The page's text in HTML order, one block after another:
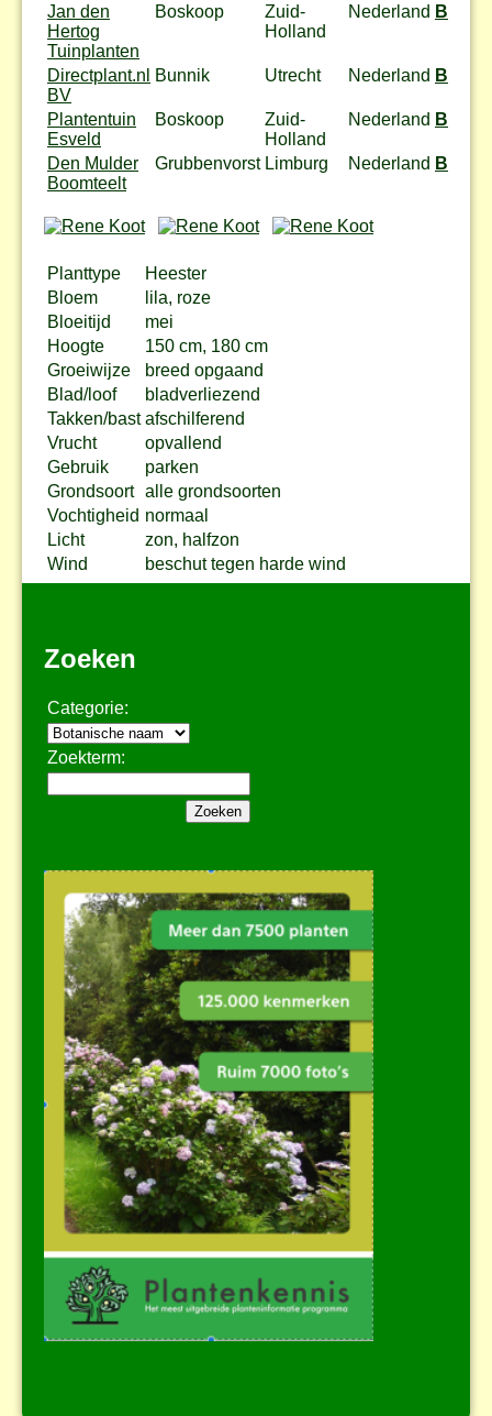
Jan den
Hertog
Tuinplanten
Boskoop
Zuid-
Holland
Nederland Bestel
Directplant.nl
BV
Bunnik Utrecht Nederland Bestel
Plantentuin
Esveld
Boskoop
Zuid-
Holland
Nederland Bestel
Den Mulder
Boomteelt
Grubbenvorst Limburg Nederland Bestel
Planttype
Heester
Bloem
lila, roze
Bloeitijd
mei
Hoogte
150 cm, 180 cm
Groeiwijze
breed opgaand
Blad/loof
bladverliezend
Takken/bast afschilferend
Vrucht
opvallend
Gebruik
parken
Grondsoort alle grondsoorten
Vochtigheid normaal
Licht
zon, halfzon
Wind
beschut tegen harde wind
Zoeken
Categorie:
Zoekterm: